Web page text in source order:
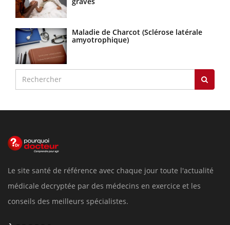
Maladie de Charcot (Sclérose latérale
amyotrophique)
Le site santé de référence avec chaque jour toute l'actualité
médicale decryptée par des médecins en exercice et les
conseils des meilleurs spécialistes.